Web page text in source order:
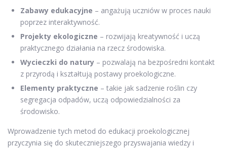
Zabawy edukacyjne – angażują uczniów w proces nauki
poprzez interaktywność.
Projekty ekologiczne – rozwijają kreatywność i uczą
praktycznego działania na rzecz środowiska.
Wycieczki do natury – pozwalają na bezpośredni kontakt
z przyrodą i kształtują postawy proekologiczne.
Elementy praktyczne – takie jak sadzenie roślin czy
segregacja odpadów, uczą odpowiedzialności za
środowisko.
Wprowadzenie tych metod do edukacji proekologicznej
przyczynia się do skuteczniejszego przyswajania wiedzy i